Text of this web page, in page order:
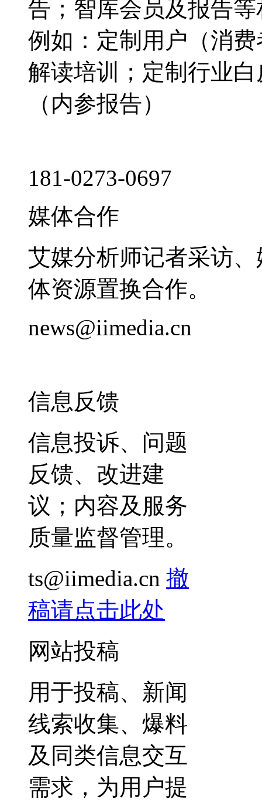
告；智库会员及报告
例如：定制用户（消
解读培训；定制行业
（内参报告）
181-0273-0697
媒体合作
艾媒分析师记者采访
体资源置换合作。
news@iimedia.cn
信息反馈
信息投诉、问题
反馈、改进建
议；内容及服务
质量监督管理。
ts@iimedia.cn 撤
稿请点击此处
网站投稿
用于投稿、新闻
线索收集、爆料
及同类信息交互
需求，为用户提